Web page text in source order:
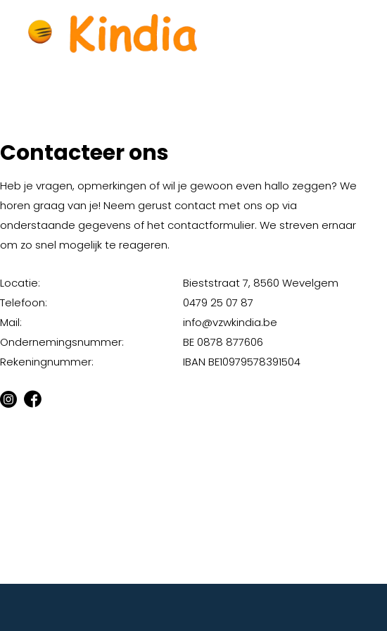
Contacteer ons
Heb je vragen, opmerkingen of wil je gewoon even hallo zeggen? We
horen graag van je! Neem gerust contact met ons op via
onderstaande gegevens of het contactformulier. We streven ernaar
om zo snel mogelijk te reageren.
Locatie:
Bieststraat 7, 8560 Wevelgem
Telefoon:
0479 25 07 87
Mail:
info@vzwkindia.be
Ondernemingsnummer:
BE 0878 877606
Rekeningnummer:
IBAN BE10979578391504